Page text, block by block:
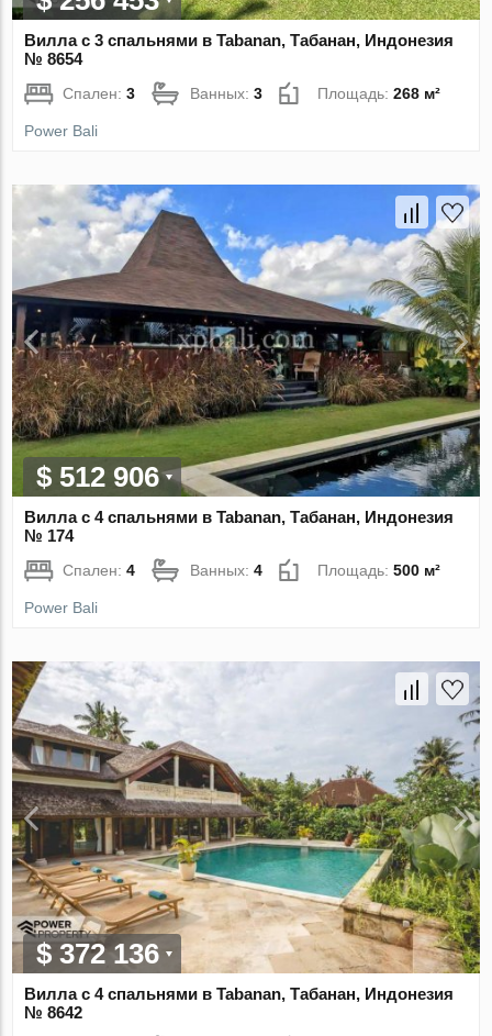
Вилла с 3 спальнями в Tabanan, Табанан, Индонезия
№ 8654
Спален:3 Ванных:3 Площадь:268 м²
Power Bali
$ 512 906
Вилла с 4 спальнями в Tabanan, Табанан, Индонезия
№ 174
Спален:4 Ванных:4 Площадь:500 м²
Power Bali
$ 372 136
Вилла с 4 спальнями в Tabanan, Табанан, Индонезия
№ 8642